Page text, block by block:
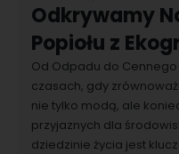
Odkrywamy
Popiołu z
Od Odpadu do
czasach, gdy
nie tylko modą, ale
przyjaznych dla
dziedzinie życia jest